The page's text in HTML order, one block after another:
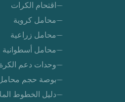
اقتحام الكرات
محامل كروية
محامل زراعية
محامل أسطوانية
وحدات دعم الكرة
بوصة حجم
دليل الخطوط